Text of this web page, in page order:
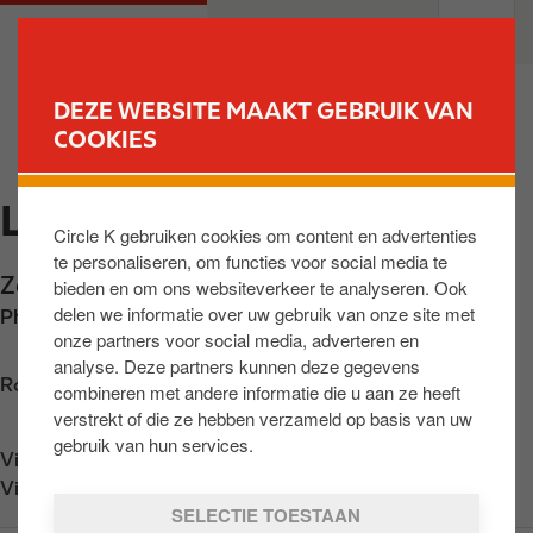
DEZE WEBSITE MAAKT GEBRUIK VAN
COOKIES
Circle K gebruiken cookies om content en advertenties
te personaliseren, om functies voor social media te
bieden en om ons websiteverkeer te analyseren. Ook
delen we informatie over uw gebruik van onze site met
onze partners voor social media, adverteren en
analyse. Deze partners kunnen deze gegevens
combineren met andere informatie die u aan ze heeft
verstrekt of die ze hebben verzameld op basis van uw
gebruik van hun services.
SELECTIE TOESTAAN
a
n
e
n
n
a
e
i
M
v
LOKEREN
Zelebaan 39-41, Lokeren,BE-9160,BE
Phone: +3293483506
Routebeschrijving opvragen
Vind ons op
Vind ons op